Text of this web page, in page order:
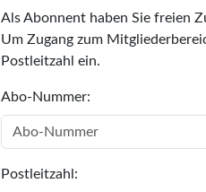
Als Abonnent haben Sie freien
Um Zugang zum
Postleitzahl ein.
Abo-Nummer:
Postleitzahl: